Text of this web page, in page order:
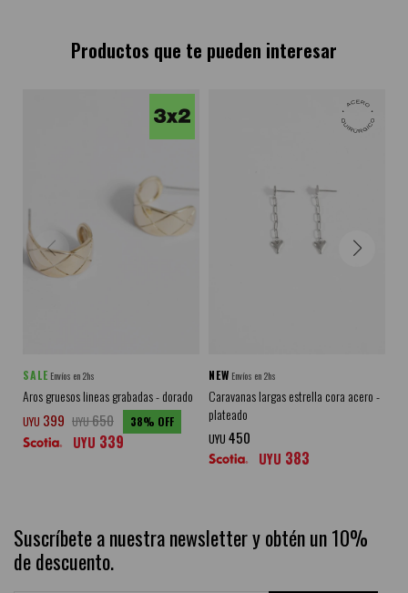
Productos que te pueden interesar
SALE Envíos en 2hs
Aros gruesos lineas grabadas - dorado
UYU 399 UYU650 38
UYU 339
NEW Envíos en 2hs
Caravanas largas estrella cora acero -
plateado
UYU 450
UYU 383
Suscríbete a nuestra newsletter y obtén un 10%
de descuento.